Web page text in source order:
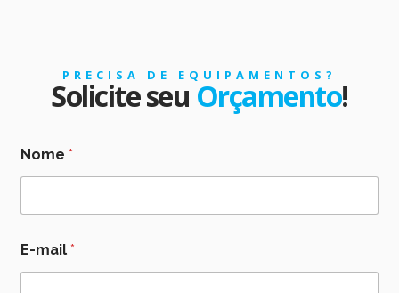
PRECISA DE EQUIPAMENTOS?
Solicite seu Orçamento!
Nome*
E-mail*